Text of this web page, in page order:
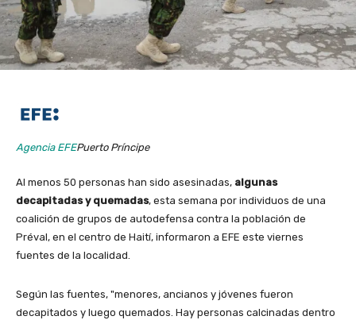
Agencia EFEPuerto Príncipe
Al menos 50 personas han sido asesinadas, algunas
decapitadas y quemadas, esta semana por individuos de una
coalición de grupos de autodefensa contra la población de
Préval, en el centro de Haití, informaron a EFE este viernes
fuentes de la localidad.
Según las fuentes, "menores, ancianos y jóvenes fueron
decapitados y luego quemados. Hay personas calcinadas dentro